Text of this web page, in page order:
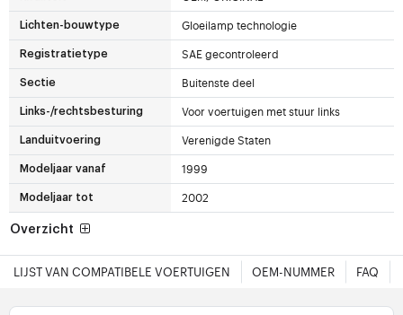
Lichten-bouwtype Gloeilamp technologie
Registratietype SAE gecontroleerd
Sectie Buitenste deel
Links-/rechtsbesturing Voor voertuigen met stuur links
Landuitvoering Verenigde Staten
Modeljaar vanaf 1999
Modeljaar tot 2002
Overzicht
LIJST VAN COMPATIBELE VOERTUIGEN OEM-NUMMER FAQ